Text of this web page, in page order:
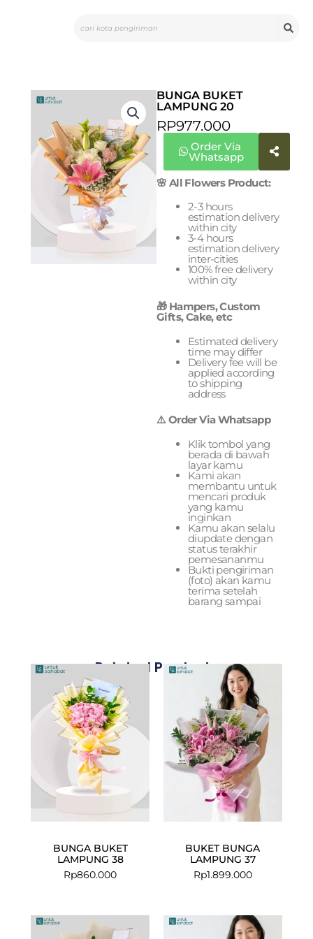
BUNGA BUKET
LAMPUNG 20
RP977.000
Order Via
Whatsapp
🌸 All Flowers Product:
2-3 hours
estimation delivery
within city
3-4 hours
estimation delivery
inter-cities
100% free delivery
within city
🎁 Hampers, Custom
Gifts, Cake, etc
Estimated delivery
time may differ
Delivery fee will be
applied according
to shipping
address
⚠️ Order Via Whatsapp
Klik tombol yang
berada di bawah
layar kamu
Kami akan
membantu untuk
mencari produk
yang kamu
inginkan
Kamu akan selalu
diupdate dengan
status terakhir
pemesananmu
Bukti pengiriman
(foto) akan kamu
terima setelah
barang sampai
Related Products
BUNGA BUKET
LAMPUNG 38
Rp860.000
BUKET BUNGA
LAMPUNG 37
Rp1.899.000
price
price
Original
price